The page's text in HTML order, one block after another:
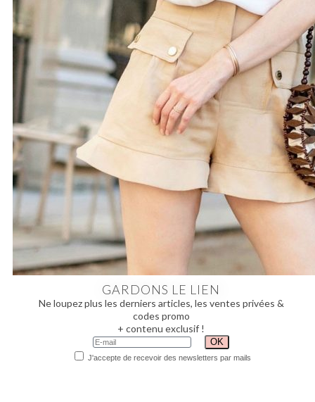
GARDONS LE LIEN
Ne loupez plus les derniers articles, les ventes privées &
codes promo
+ contenu exclusif !
J'accepte de recevoir des newsletters par mails